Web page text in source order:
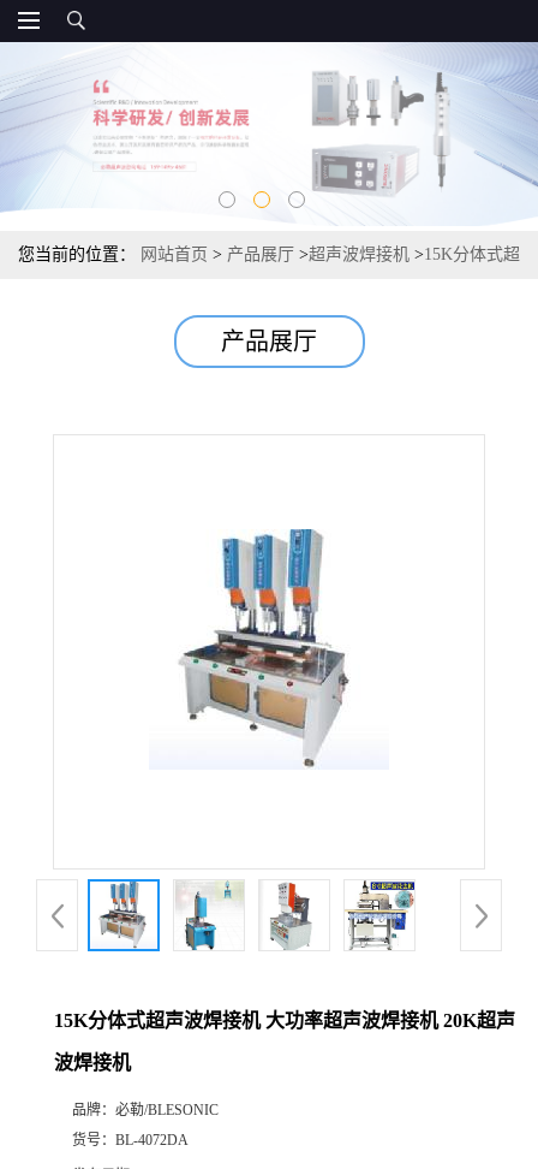
您当前的位置： 网站首页 > 产品展厅 >超声波焊接机 >15K分体式超
产品展厅
15K分体式超声波焊接机 大功率超声波焊接机 20K超声
波焊接机
品牌： 必勒/BLESONIC
货号： BL-4072DA